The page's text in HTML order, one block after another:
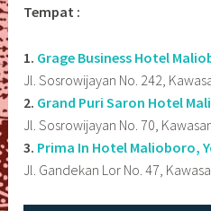
Tempat :
1. Grage Business Hotel
Jl. Sosrowijayan No. 242,
2. Grand Puri Saron Hotel
Jl. Sosrowijayan No. 70,
3. Prima In Hotel Malioboro,
Jl. Gandekan Lor No. 47,